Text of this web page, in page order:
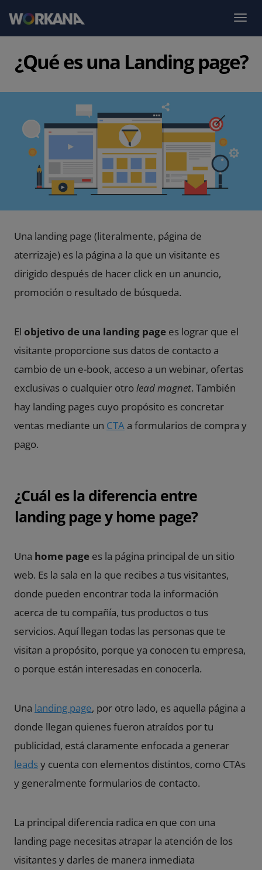
¿Qué es una Landing page?
Una landing page (literalmente, página de
aterrizaje) es la página a la que un visitante es
dirigido después de hacer click en un anuncio,
promoción o resultado de búsqueda.
El objetivo de una landing page es lograr que el
visitante proporcione sus datos de contacto a
cambio de un e-book, acceso a un webinar, ofertas
exclusivas o cualquier otrolead magnet. También
hay landing pages cuyo propósito es concretar
ventas mediante un CTA a formularios de compra y
pago.
¿Cuál es la diferencia entre
landing page y home page?
Una home page es la página principal de un sitio
web. Es la sala en la que recibes a tus visitantes,
donde pueden encontrar toda la información
acerca de tu compañía, tus productos o tus
servicios. Aquí llegan todas las personas que te
visitan a propósito, porque ya conocen tu empresa,
o porque están interesadas en conocerla.
Una landing page, por otro lado, es aquella página a
donde llegan quienes fueron atraídos por tu
publicidad, está claramente enfocada a generar
leadsy cuenta con elementos distintos, como CTAs
y generalmente formularios de contacto.
La principal diferencia radica en que con una
landing page necesitas atrapar la atención de los
visitantes y darles de manera inmediata